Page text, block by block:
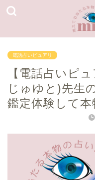
電話占いピュアリ
【電話占いピ
じゅゆと)先生
鑑定体験して